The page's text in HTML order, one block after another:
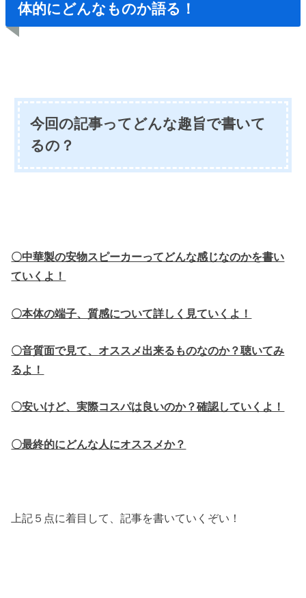
体的にどんなものか語る！
今回の記事ってどんな趣旨で書いて
るの？
〇中華製の安物スピーカーってどんな感じなのかを書い
ていくよ！
〇本体の端子、質感について詳しく見ていくよ！
〇音質面で見て、オススメ出来るものなのか？聴いてみ
るよ！
〇安いけど、実際コスパは良いのか？確認していくよ！
〇最終的にどんな人にオススメか？
上記５点に着目して、記事を書いていくぞい！